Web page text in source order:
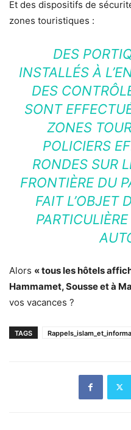
Et des dispositifs de
zones touristiques :
DES
INSTALLÉS À
DES
SONT
ZONES
POLICIERS
RONDES SUR
FRONTIÈRE DU
FAIT L’OBJET
Alors « tous les hôtels
Hammamet, Sousse et à
vos vacances ?
TAGS